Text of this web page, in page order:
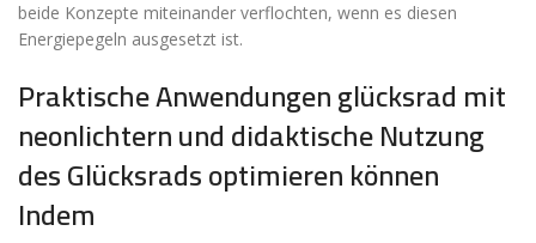
beide Konzepte miteinander verflochten, wenn es diesen
Energiepegeln ausgesetzt ist.
Praktische Anwendungenglücksrad mit
neonlichternund didaktische Nutzung
des Glücksrads optimieren können
Indem